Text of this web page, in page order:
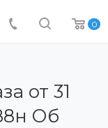
0
от 31
Об